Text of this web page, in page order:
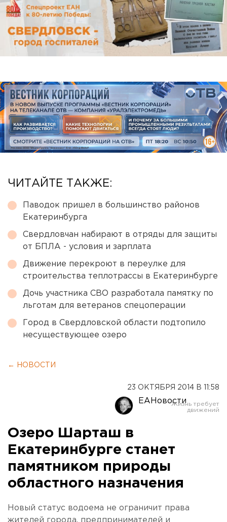
ЧИТАЙТЕ ТАКЖЕ:
Паводок пришел в большинство районов
Екатеринбурга
Свердловчан набирают в отряды для защиты
от БПЛА - условия и зарплата
Движение перекроют в переулке для
строительства теплотрассы в Екатеринбурге
Дочь участника СВО разработала памятку по
льготам для ветеранов спецоперации
Город в Свердловской области подтопило
несуществующее озеро
← НОВОСТИ
23 ОКТЯБРЯ 2014 В 11:58
ЕАНовости
Озеро Шарташ в
Екатеринбурге станет
памятником природы
областного назначения
Новый статус водоема не ограничит права
жителей города, предпринимателей и